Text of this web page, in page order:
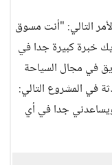
التالي: "أنت مسوق
20 سنة، لديك خبرة كبيرة جدا في
في مجال السياحة
في المشروع التالي:
جدا في أي